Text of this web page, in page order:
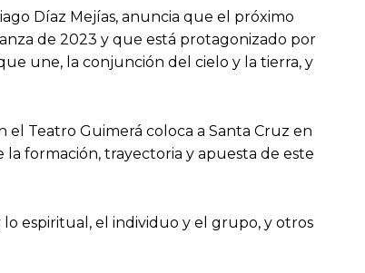
Díaz Mejías, anuncia que el próximo
de 2023 y que está protagonizado por
une, la conjunción del cielo y la tierra, y
Teatro Guimerá coloca a Santa Cruz en
formación, trayectoria y apuesta de este
espiritual, el individuo y el grupo, y otros